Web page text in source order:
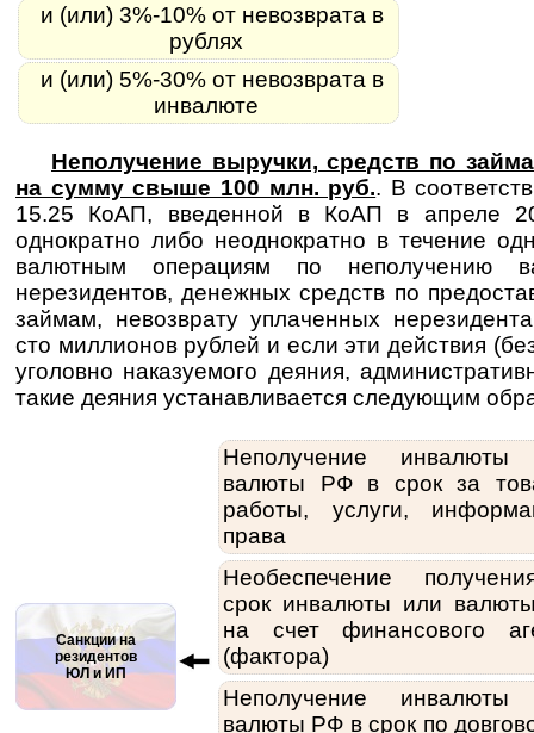
и (или) 3%-10% от невозврата в
рублях
и (или) 5%-30% от невозврата в
инвалюте
Неполучение выручки, средств по
на сумму свыше 100 млн. руб.. В
15.25 КоАП, введенной в КоАП в апреле
однократно либо неоднократно в течение
валютным операциям по неполучению
нерезидентов, денежных средств по
займам, невозврату уплаченных
сто миллионов рублей и если эти действия
уголовно наказуемого деяния,
такие деяния устанавливается следующим
Санкции на
резидентов
ЮЛ и ИП
Неполучение инвалюты
валюты РФ в срок за
работы, услуги,
права
Необеспечение
срок инвалюты или
на счет финансового
(фактора)
Неполучение инвалюты
валюты РФ в срок по